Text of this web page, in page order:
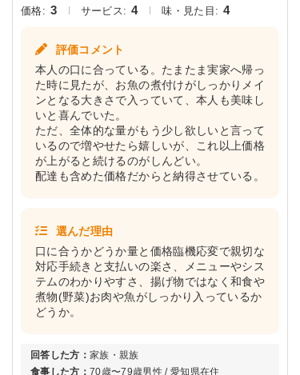
回答した方： 家族・親族
食事した方： 70歳〜79歳男性 / 愛知県在住
価格: 3 サービス: 4 味・見た目: 4
評価コメント
本人の口に合っている。たまたま実家へ帰っ
た時に見たが、お魚の煮付けがしっかりメイ
ンとなる大きさで入っていて、本人も美味し
いと喜んでいた。
ただ、全体的な量がもう少し欲しいと言って
いるので増やせたら嬉しいが、これ以上価格
が上がると続けるのがしんどい。
配達も含めた価格だからと納得させている。
選んだ理由
口に合うかどうか量と価格臨機応変で親切な
対応手続きと支払いの楽さ、メニューやシス
テムのわかりやすさ、揚げ物ではなく和食や
煮物(野菜)お肉や魚がしっかり入っているか
どうか。